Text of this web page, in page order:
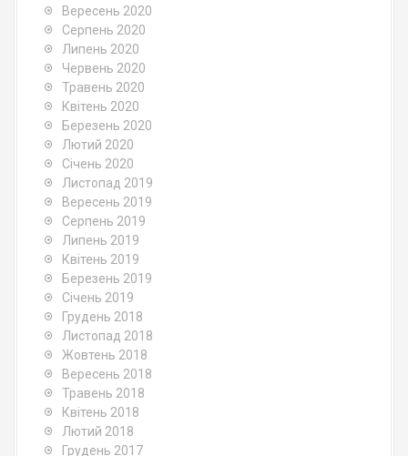
Вересень 2020
Серпень 2020
Липень 2020
Червень 2020
Травень 2020
Квітень 2020
Березень 2020
Лютий 2020
Січень 2020
Листопад 2019
Вересень 2019
Серпень 2019
Липень 2019
Квітень 2019
Березень 2019
Січень 2019
Грудень 2018
Листопад 2018
Жовтень 2018
Вересень 2018
Травень 2018
Квітень 2018
Лютий 2018
Грудень 2017